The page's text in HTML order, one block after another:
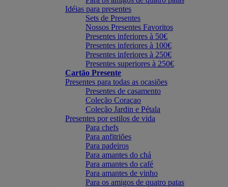
Idéias para presentes
Sets de Presentes
Nossos Presentes Favoritos
Presentes inferiores à 50€
Presentes inferiores à 100€
Presentes inferiores à 250€
Presentes superiores à 250€
Cartão Presente
Presentes para todas as ocasiões
Presentes de casamento
Coleção Coraçao
Coleção Jardin e Pétala
Presentes por estilos de vida
Para chefs
Para anfitriões
Para padeiros
Para amantes do chá
Para amantes do café
Para amantes de vinho
Para os amigos de quatro patas